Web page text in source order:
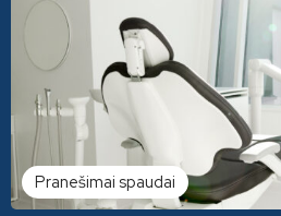
Pranešimai spaudai